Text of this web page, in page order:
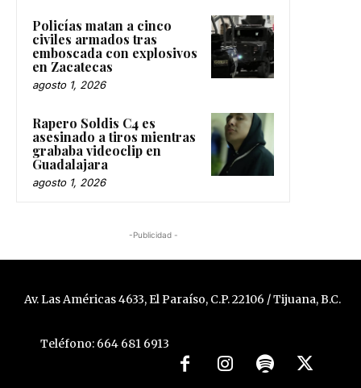
Policías matan a cinco
civiles armados tras
emboscada con explosivos
en Zacatecas
agosto 1, 2026
Rapero Soldis C4 es
asesinado a tiros mientras
grababa videoclip en
Guadalajara
agosto 1, 2026
-Publicidad -
Av. Las Américas 4633, El Paraíso, C.P. 22106 / Tijuana, B.C.
Teléfono: 664 681 6913